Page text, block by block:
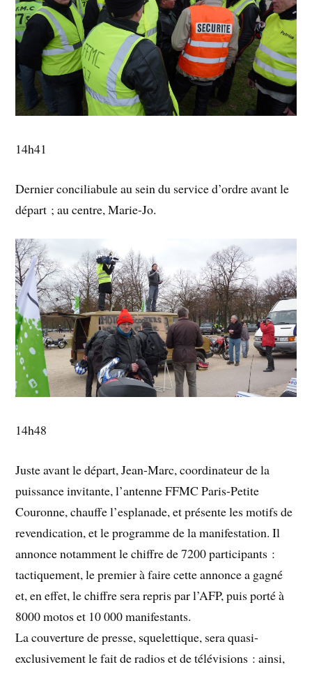
14h41
Dernier conciliabule au sein du service d’ordre avant le
départ ; au centre, Marie-Jo.
14h48
Juste avant le départ, Jean-Marc, coordinateur de la
puissance invitante, l’antenne FFMC Paris-Petite
Couronne, chauffe l’esplanade, et présente les motifs de
revendication, et le programme de la manifestation. Il
annonce notamment le chiffre de 7200 participants :
tactiquement, le premier à faire cette annonce a gagné
et, en effet, le chiffre sera repris par l’AFP, puis porté à
8000 motos et 10 000 manifestants.
La couverture de presse, squelettique, sera quasi-
exclusivement le fait de radios et de télévisions : ainsi,